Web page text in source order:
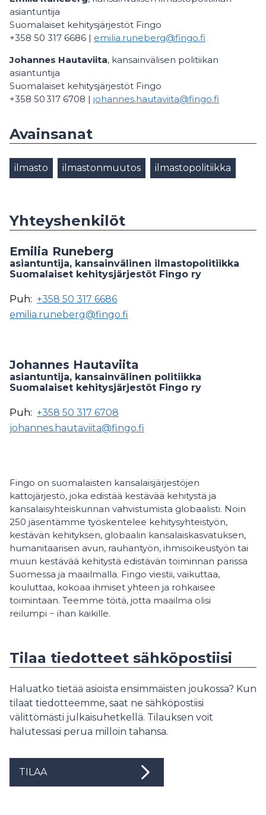
asiantuntija
Suomalaiset kehitysjärjestöt Fingo
+358 50 317 6686 | emilia.runeberg@fingo.fi
Johannes Hautaviita, kansainvälisen politiikan
asiantuntija
Suomalaiset kehitysjärjestöt Fingo
+358 50 317 6708 | johannes.hautaviita@fingo.fi
Avainsanat
ilmasto ilmastonmuutos ilmastopolitiikka
Yhteyshenkilöt
Emilia Runeberg
asiantuntija, kansainvälinen ilmastopolitiikka
Suomalaiset kehitysjärjestöt Fingo ry
Puh: +358 50 317 6686
emilia.runeberg@fingo.fi
Johannes Hautaviita
asiantuntija, kansainvälinen politiikka
Suomalaiset kehitysjärjestöt Fingo ry
Puh: +358 50 317 6708
johannes.hautaviita@fingo.fi
Fingo on suomalaisten kansalaisjärjestöjen
kattojärjestö, joka edistää kestävää kehitystä ja
kansalaisyhteiskunnan vahvistumista globaalisti. Noin
250 jäsentämme työskentelee kehitysyhteistyön,
kestävän kehityksen, globaalin kansalaiskasvatuksen,
humanitaarisen avun, rauhantyön, ihmisoikeustyön tai
muun kestävää kehitystä edistävän toiminnan parissa
Suomessa ja maailmalla. Fingo viestii, vaikuttaa,
kouluttaa, kokoaa ihmiset yhteen ja rohkaisee
toimintaan. Teemme töitä, jotta maailma olisi
reilumpi − ihan kaikille.
Tilaa tiedotteet sähköpostiisi
Haluatko tietää asioista ensimmäisten joukossa? Kun
tilaat tiedotteemme, saat ne sähköpostiisi
välittömästi julkaisuhetkellä. Tilauksen voit
halutessasi perua milloin tahansa.
TILAA